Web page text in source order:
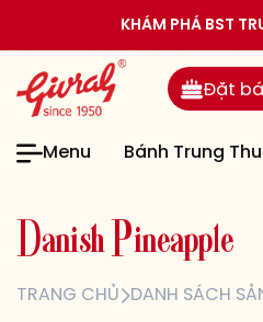
KHÁM PHÁ BST
Đặt
Menu Bánh Trung Thu
Danish Pineapple
TRANG CHỦ DANH SÁCH